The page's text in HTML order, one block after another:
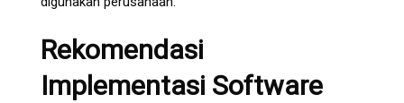
Rekomendasi
Implementasi Software